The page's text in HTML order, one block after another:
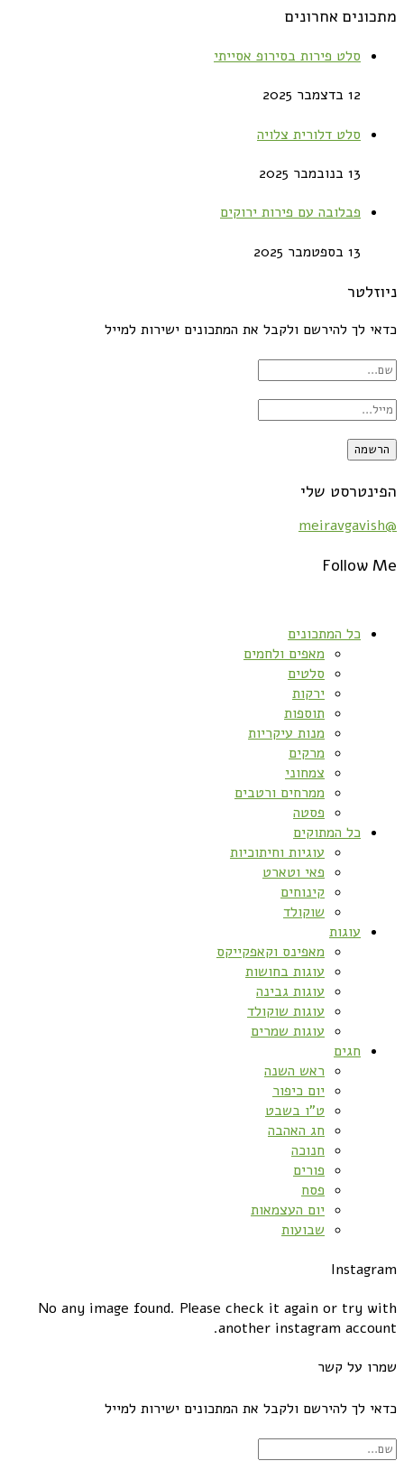
מתכונים אחרונים
סלט פירות בסירופ אסייתי
12 בדצמבר 2025
סלט דלורית צלויה
13 בנובמבר 2025
פבלובה עם פירות ירוקים
13 בספטמבר 2025
ניוזלטר
כדאי לך להירשם ולקבל את המתכונים ישירות למייל
הפינטרסט שלי
@meiravgavish
Follow Me
כל המתכונים
מאפים ולחמים
סלטים
ירקות
תוספות
מנות עיקריות
מרקים
צמחוני
ממרחים ורטבים
פסטה
כל המתוקים
עוגיות וחיתוכיות
פאי וטארט
קינוחים
שוקולד
עוגות
מאפינס וקאפקייקס
עוגות בחושות
עוגות גבינה
עוגות שוקולד
עוגות שמרים
חגים
ראש השנה
יום כיפור
ט”ו בשבט
חג האהבה
חנוכה
פורים
פסח
יום העצמאות
שבועות
Instagram
No any image found. Please check it again or try with
another instagram account.
שמרו על קשר
כדאי לך להירשם ולקבל את המתכונים ישירות למייל